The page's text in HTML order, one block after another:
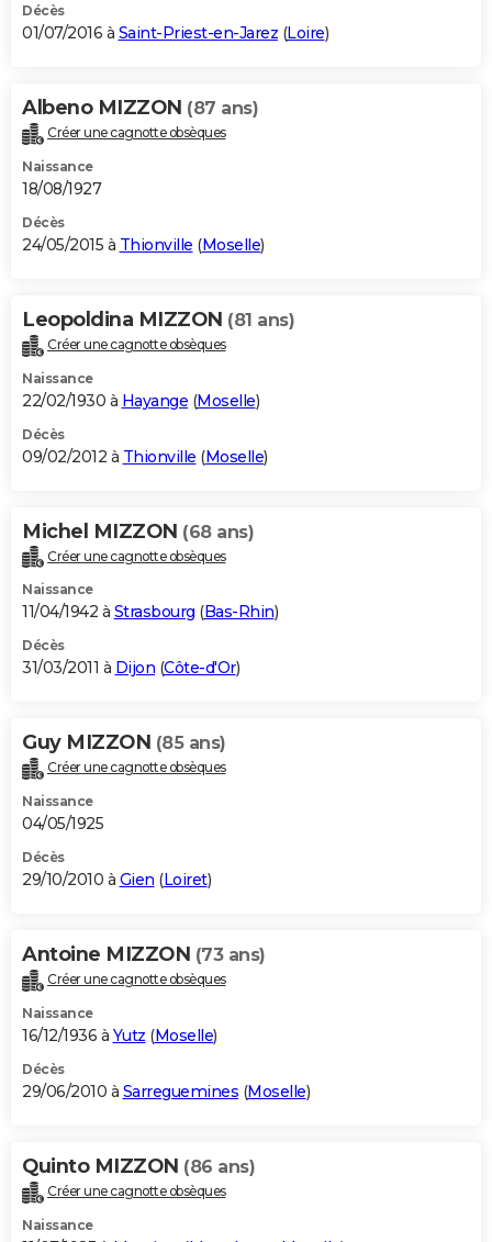
Décès
01/07/2016 à Saint-Priest-en-Jarez (Loire)
Albeno MIZZON (87 ans)
Créer une cagnotte obsèques
Naissance
18/08/1927
Décès
24/05/2015 à Thionville (Moselle)
Leopoldina MIZZON (81 ans)
Créer une cagnotte obsèques
Naissance
22/02/1930 à Hayange (Moselle)
Décès
09/02/2012 à Thionville (Moselle)
Michel MIZZON (68 ans)
Créer une cagnotte obsèques
Naissance
11/04/1942 à Strasbourg (Bas-Rhin)
Décès
31/03/2011 à Dijon (Côte-d'Or)
Guy MIZZON (85 ans)
Créer une cagnotte obsèques
Naissance
04/05/1925
Décès
29/10/2010 à Gien (Loiret)
Antoine MIZZON (73 ans)
Créer une cagnotte obsèques
Naissance
16/12/1936 à Yutz (Moselle)
Décès
29/06/2010 à Sarreguemines (Moselle)
Quinto MIZZON (86 ans)
Créer une cagnotte obsèques
Naissance